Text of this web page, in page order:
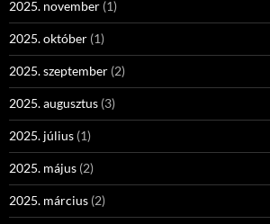
2025. november (1)
2025. október (1)
2025. szeptember (2)
2025. augusztus (3)
2025. július (1)
2025. május (2)
2025. március (2)